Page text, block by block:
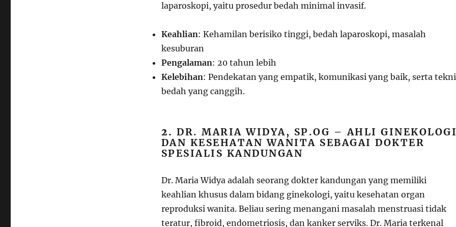
laparoskopi, yaitu prosedur bedah minimal invasif.
Keahlian: Kehamilan berisiko tinggi, bedah laparoskopi, masalah
kesuburan
Pengalaman: 20 tahun lebih
Kelebihan: Pendekatan yang empatik, komunikasi yang baik, serta
bedah yang canggih.
2.DR. MARIA WIDYA, SP.OG – AHLI
DAN KESEHATAN WANITA SEBAGAI DOKTER
SPESIALIS KANDUNGAN
Dr. Maria Widya adalah seorang dokter kandungan yang memiliki
keahlian khusus dalam bidang ginekologi, yaitu kesehatan organ
reproduksi wanita. Beliau sering menangani masalah menstruasi tidak
teratur, fibroid, endometriosis, dan kanker serviks. Dr. Maria terkenal